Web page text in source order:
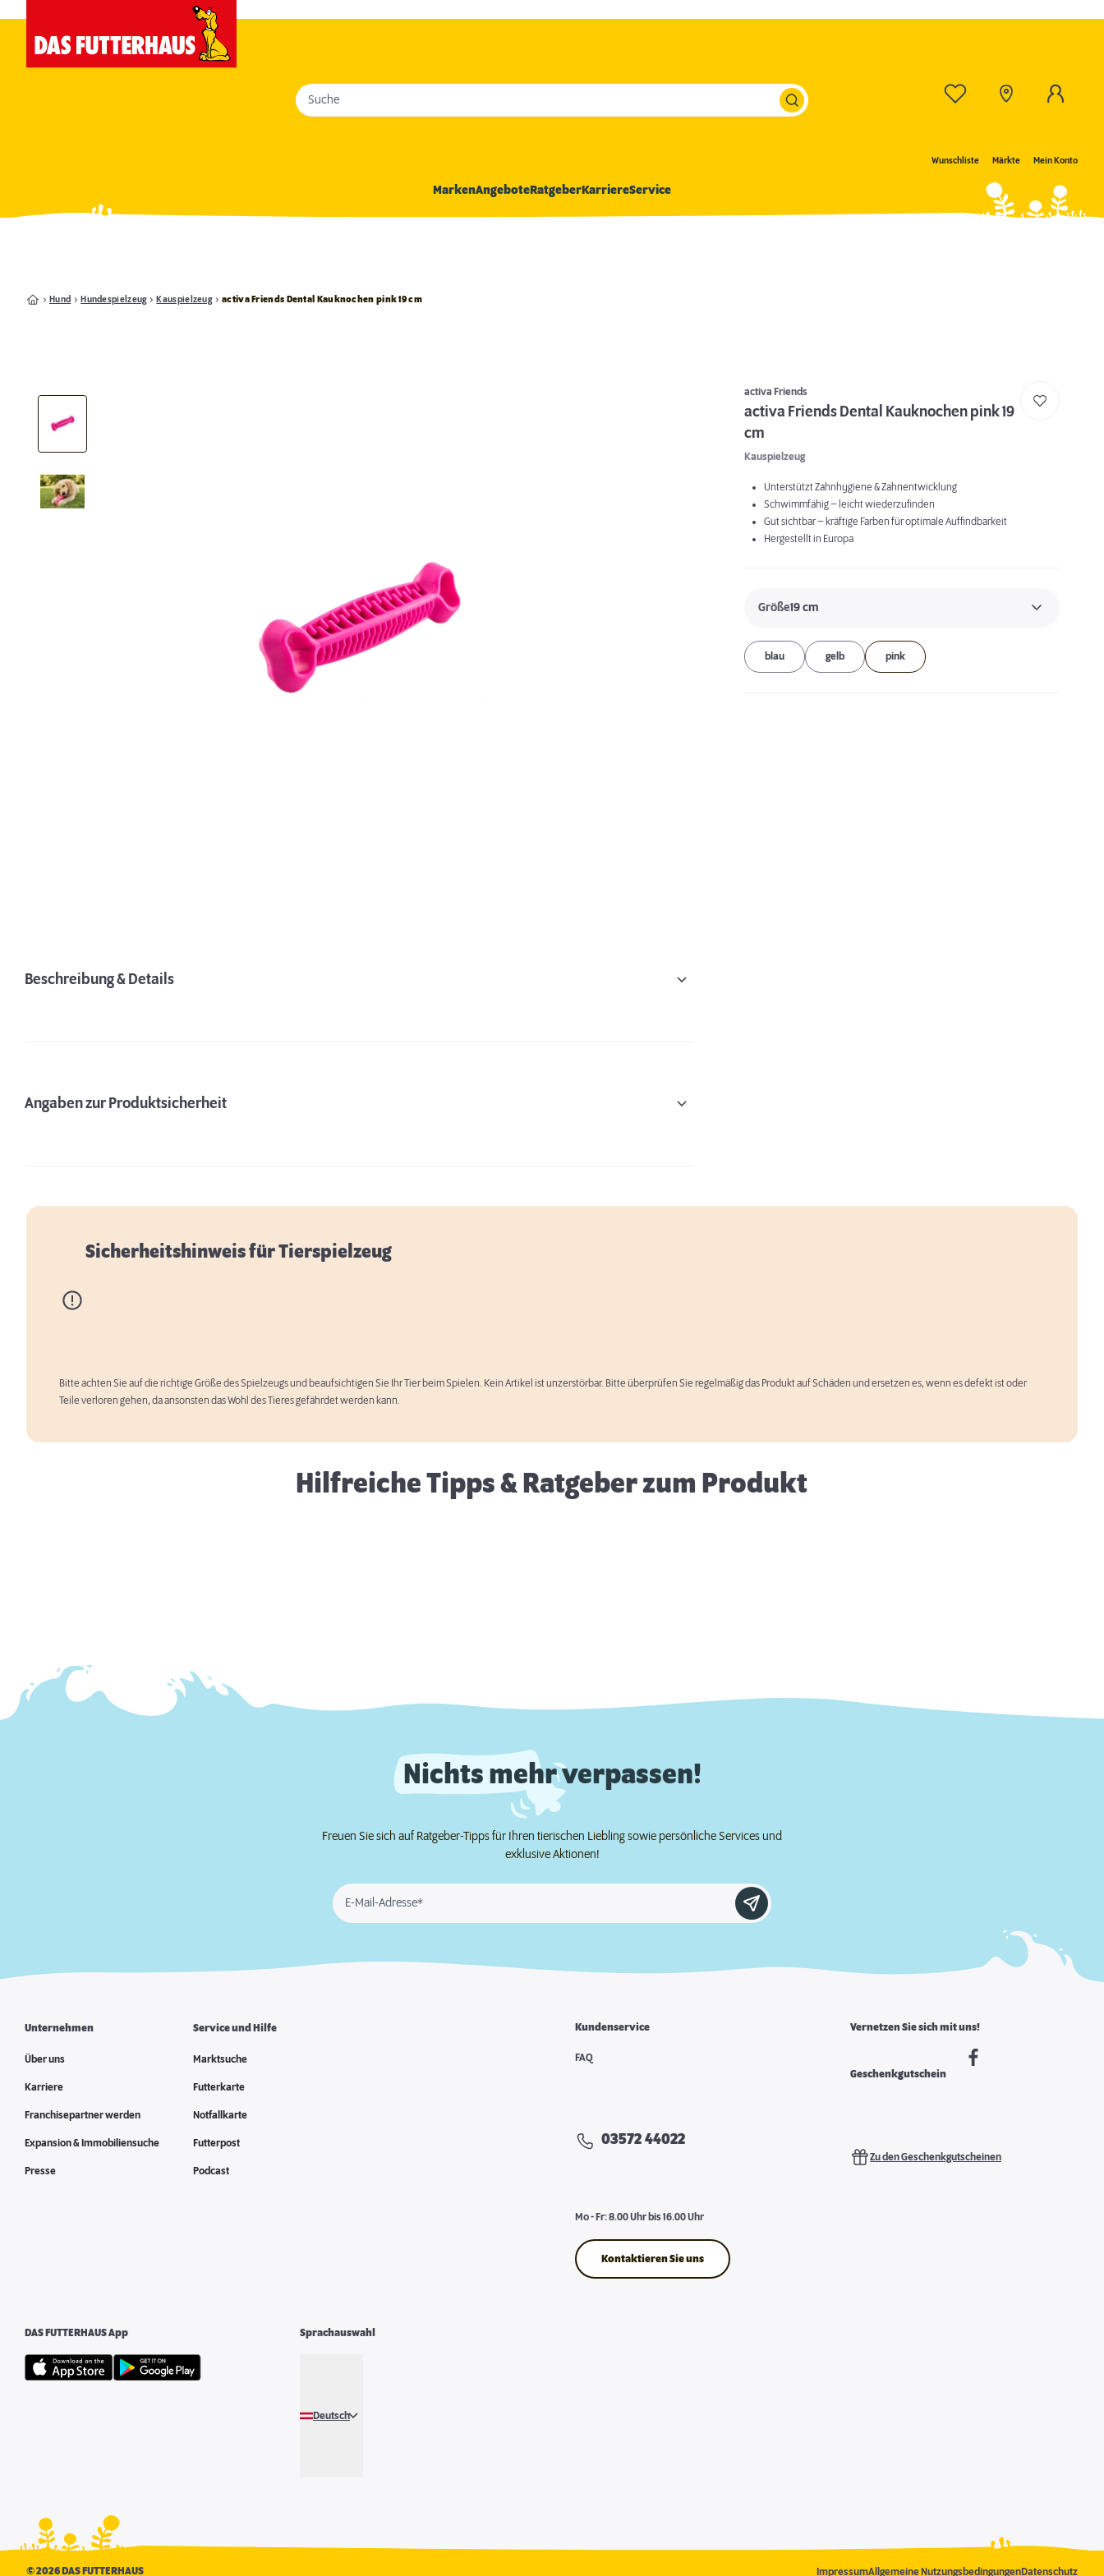
Wunschliste Märkte Mein Konto
Suche
MarkenAngeboteRatgeberKarriereService
Hund Hundespielzeug Kauspielzeug activa Friends Dental Kauknochen pink 19 cm
activa Friends
activa Friends Dental Kauknochen pink 19
cm
Kauspielzeug
Unterstützt Zahnhygiene & Zahnentwicklung
Schwimmfähig – leicht wiederzufinden
Gut sichtbar – kräftige Farben für optimale Auffindbarkeit
Hergestellt in Europa
Größe19 cm
blau gelb pink
Beschreibung & Details
Angaben zur Produktsicherheit
Sicherheitshinweis für Tierspielzeug
Bitte achten Sie auf die richtige Größe des Spielzeugs und beaufsichtigen Sie Ihr Tier beim Spielen. Kein Artikel ist unzerstörbar. Bitte überprüfen Sie regelmäßig das Produkt auf Schäden und ersetzen es, wenn es defekt ist oder
Teile verloren gehen, da ansonsten das Wohl des Tieres gefährdet werden kann.
Hilfreiche Tipps & Ratgeber zum Produkt
Erstausstattung für Hunde Spielvorschläge für Ihren Hund
Nichts mehr verpassen!
Freuen Sie sich auf Ratgeber-Tipps für Ihren tierischen Liebling sowie persönliche Services und
exklusive Aktionen!
E-Mail-Adresse*
Unternehmen
Über uns
Karriere
Franchisepartner werden
Expansion & Immobiliensuche
Presse
Service und Hilfe
Marktsuche
Futterkarte
Notfallkarte
Futterpost
Podcast
Kundenservice
FAQ
03572 44022
Mo - Fr: 8.00 Uhr bis 16.00 Uhr
Kontaktieren Sie uns
Vernetzen Sie sich mit uns!
Geschenkgutschein
Zu den Geschenkgutscheinen
DAS FUTTERHAUS App Sprachauswahl
Deutsch
©2026 DAS FUTTERHAUS ImpressumAllgemeine NutzungsbedingungenDatenschutz